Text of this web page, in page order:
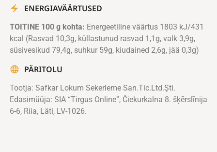
ENERGIAVÄÄRTUSED
TOITINE 100 g kohta: Energeetiline väärtus 1803 kJ/431
kcal (Rasvad 10,3g, küllastunud rasvad 1,1g, valk 3,9g,
süsivesikud 79,4g, suhkur 59g, kiudained 2,6g, jää 0,3g)
PÄRITOLU
Tootja: Safkar Lokum Sekerleme San.Tic.Ltd.Şti.
Edasimüüja: SIA “Tirgus Online”, Čiekurkalna 8. šķērslīnija
6-6, Riia, Läti, LV-1026.